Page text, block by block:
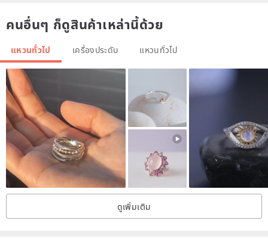
#11 16.5
#12 17.0
The interplay of beaded curves and minimalist lines
creates an elegant, classic silhouette,
presenting a gentle touch on your fingertips.
—Product Details—
Materials / 925 Silver plated with White K, 925 Silver plated with
Rose Gold, Crystal Cubic Zirconia
Size / Band width approx. 0.13-0.3cm
Ring Size / Taiwan International Size #7 - #12
คนอื่นๆ ก็ดูสินค้าเหล่านี้ด้วย
แหวนทั่วไป เครื่องประดับ แหวนทั่วไป
ดูเพิ่มเติม